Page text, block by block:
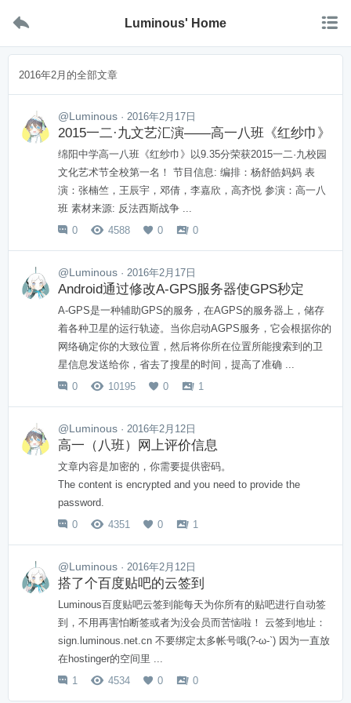
 Luminous' Home 
2016年2月的全部文章
@Luminous · 2016年2月17日
2015一二·九文艺汇演——高一八班《红纱巾》
绵阳中学高一八班《红纱巾》以9.35分荣获2015一二·九校园
文化艺术节全校第一名！ 节目信息: 编排：杨舒皓妈妈 表
演：张楠竺，王辰宇，邓倩，李嘉欣，高齐悦 参演：高一八
班 素材来源: 反法西斯战争 ...
 0  4588  0  0
@Luminous · 2016年2月17日
Android通过修改A-GPS服务器使GPS秒定
A-GPS是一种辅助GPS的服务，在AGPS的服务器上，储存
着各种卫星的运行轨迹。当你启动AGPS服务，它会根据你的
网络确定你的大致位置，然后将你所在位置所能搜索到的卫
星信息发送给你，省去了搜星的时间，提高了准确 ...
 0  10195  0  1
@Luminous · 2016年2月12日
高一（八班）网上评价信息
文章内容是加密的，你需要提供密码。
The content is encrypted and you need to provide the
password.
 0  4351  0  1
@Luminous · 2016年2月12日
搭了个百度贴吧的云签到
Luminous百度贴吧云签到能每天为你所有的贴吧进行自动签
到，不用再害怕断签或者为没会员而苦恼啦！ 云签到地址：
sign.luminous.net.cn 不要绑定太多帐号哦(?-ω-`) 因为一直放
在hostinger的空间里 ...
 1  4534  0  0